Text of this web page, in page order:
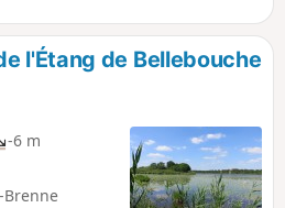
l'Étang de Bellebouche
-6 m
Brenne